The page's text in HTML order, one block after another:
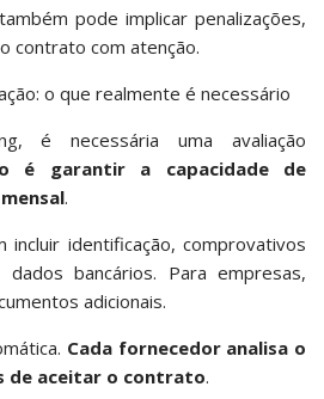
pode implicar penalizações,
contrato com atenção.
o que realmente é necessário
é necessária uma avaliação
é garantir a capacidade de
.
incluir identificação, comprovativos
bancários. Para empresas,
adicionais.
Cada fornecedor analisa o
de aceitar o contrato.